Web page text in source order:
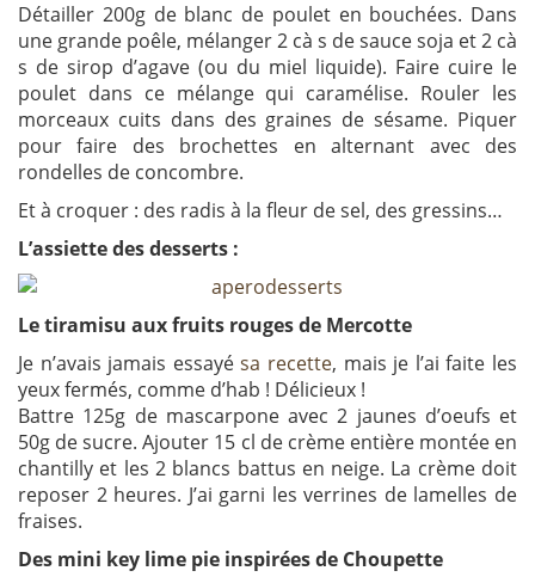
Détailler 200g de blanc de poulet en bouchées. Dans
une grande poêle, mélanger 2 cà s de sauce soja et 2 cà
s de sirop d’agave (ou du miel liquide). Faire cuire le
poulet dans ce mélange qui caramélise. Rouler les
morceaux cuits dans des graines de sésame. Piquer
pour faire des brochettes en alternant avec des
rondelles de concombre.
Et à croquer : des radis à la fleur de sel, des gressins…
L’assiette des desserts :
Le tiramisu aux fruits rouges de Mercotte
Je n’avais jamais essayésa recette, mais je l’ai faite les
yeux fermés, comme d’hab ! Délicieux !
Battre 125g de mascarpone avec 2 jaunes d’oeufs et
50g de sucre. Ajouter 15 cl de crème entière montée en
chantilly et les 2 blancs battus en neige. La crème doit
reposer 2 heures. J’ai garni les verrines de lamelles de
fraises.
Des mini key lime pie inspirées de Choupette